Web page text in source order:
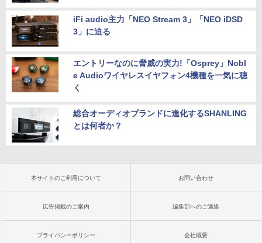
iFi audio主力「NEO Stream 3」「NEO iDSD
3」に迫る
エントリーなのに脅威の実力!「Osprey」Nobl
e Audioワイヤレスイヤフォン4機種を一気に聴
く
総合オーディオブランドに進化するSHANLING
とは何者か？
本サイトのご利用について お問い合わせ
広告掲載のご案内 編集部へのご連絡
プライバシーポリシー 会社概要